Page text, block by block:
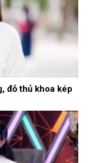
đỗ thủ khoa kép